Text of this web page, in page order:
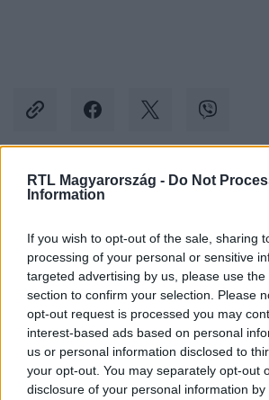
RTL Magyarország - Do Not
Information
If you wish to opt-out of the sale, sharing
processing of your personal or sensitive
targeted advertising by us, please use
section to confirm your selection. Please
opt-out request is processed you may
interest-based ads based on personal
us or personal information disclosed to
your opt-out. You may separately opt-out
disclosure of your personal information
Kövess minket, és értesülj a
Követem
BELFÖLD DEMOKRATIKUS KOALÍCIÓ